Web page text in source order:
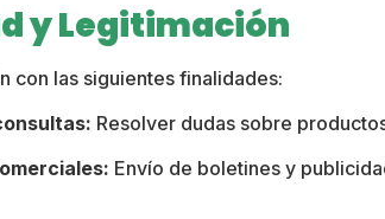
y Legitimación
con las siguientes finalidades:
Resolver dudas sobre
Envío de boletines y